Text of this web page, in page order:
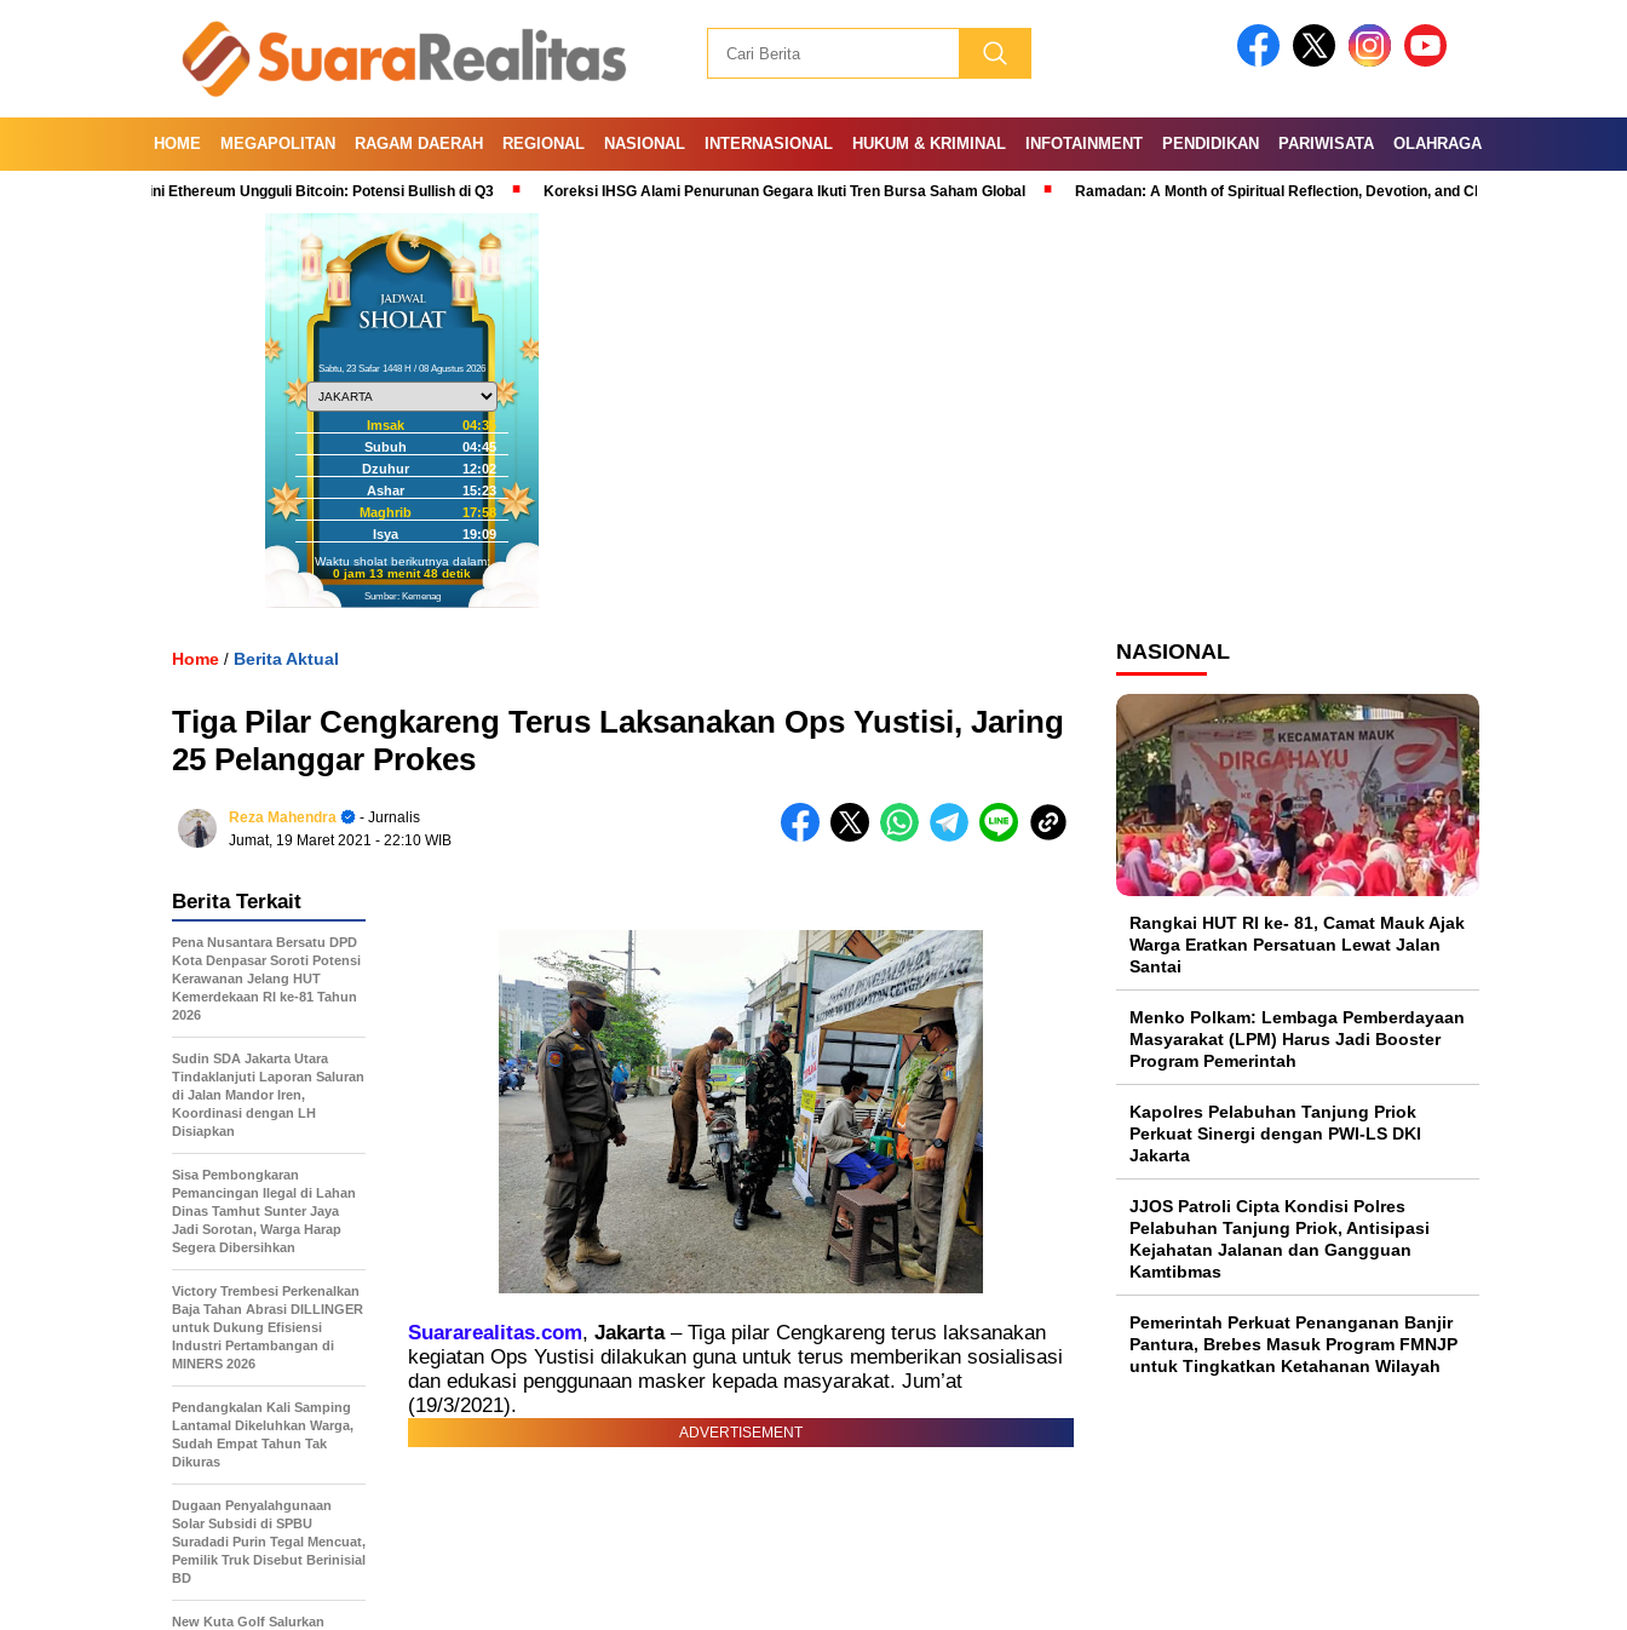
HOME MEGAPOLITAN RAGAM DAERAH REGIONAL NASIONAL INTERNASIONAL HUKUM & KRIMINAL INFOTAINMENT PENDIDIKAN PARIWISATA OLAHRAGA
Kedua, Kini Ethereum Ungguli Bitcoin: Potensi Bullish di Q3 Koreksi IHSG Alami Penurunan Gegara Ikuti Tren Bursa Saham Global Ramadan: A Month of Spiritual Reflection, Devotion, and Charity
Sabtu, 23 Safar 1448 H / 08 Agustus 2026
Imsak
04:35
Subuh
04:45
Dzuhur
12:02
Ashar
15:23
Maghrib
17:58
Isya
19:09
Waktu sholat berikutnya dalam:
0 jam 13 menit 47 detik
Sumber: Kemenag
Home / Berita Aktual
Tiga Pilar Cengkareng Terus Laksanakan Ops Yustisi, Jaring
25 Pelanggar Prokes
Reza Mahendra
- Jurnalis
Jumat, 19 Maret 2021 - 22:10 WIB
Suararealitas.com, Jakarta– Tiga pilar Cengkareng terus laksanakan
kegiatan Ops Yustisi dilakukan guna untuk terus memberikan sosialisasi
dan edukasi penggunaan masker kepada masyarakat. Jum’at
(19/3/2021).
ADVERTISEMENT
Berita Terkait
Pena Nusantara Bersatu DPD
Kota Denpasar Soroti Potensi
Kerawanan Jelang HUT
Kemerdekaan RI ke-81 Tahun
2026
Sudin SDA Jakarta Utara
Tindaklanjuti Laporan Saluran
di Jalan Mandor Iren,
Koordinasi dengan LH
Disiapkan
Sisa Pembongkaran
Pemancingan Ilegal di Lahan
Dinas Tamhut Sunter Jaya
Jadi Sorotan, Warga Harap
Segera Dibersihkan
Victory Trembesi Perkenalkan
Baja Tahan Abrasi DILLINGER
untuk Dukung Efisiensi
Industri Pertambangan di
MINERS 2026
Pendangkalan Kali Samping
Lantamal Dikeluhkan Warga,
Sudah Empat Tahun Tak
Dikuras
‎Dugaan Penyalahgunaan
Solar Subsidi di SPBU
Suradadi Purin Tegal Mencuat,
Pemilik Truk Disebut Berinisial
BD
New Kuta Golf Salurkan
NASIONAL
Rangkai HUT RI ke- 81, Camat Mauk Ajak
Warga Eratkan Persatuan Lewat Jalan
Santai
Menko Polkam: Lembaga Pemberdayaan
Masyarakat (LPM) Harus Jadi Booster
Program Pemerintah
Kapolres Pelabuhan Tanjung Priok
Perkuat Sinergi dengan PWI-LS DKI
Jakarta
JJOS Patroli Cipta Kondisi Polres
Pelabuhan Tanjung Priok, Antisipasi
Kejahatan Jalanan dan Gangguan
Kamtibmas
Pemerintah Perkuat Penanganan Banjir
Pantura, Brebes Masuk Program FMNJP
untuk Tingkatkan Ketahanan Wilayah